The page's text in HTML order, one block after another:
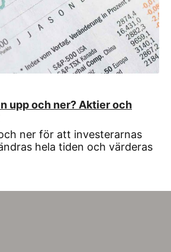
upp och ner? Aktier och
ner för att investerarnas
hela tiden och värderas